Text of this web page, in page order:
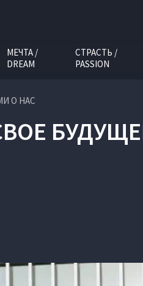
МЕЧТА /
DREAM
СТРАСТЬ /
PASSION
О НАС